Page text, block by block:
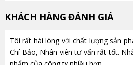
KHÁCH HÀNG ĐÁNH GIÁ
Tôi rất hài lòng với chất lượng sản
Chí Bảo, Nhân viên tư vấn rất tốt.
phẩm của công ty nhiều hơn